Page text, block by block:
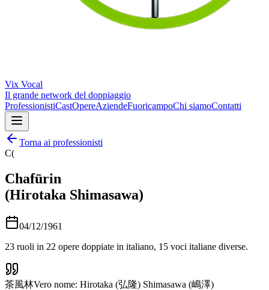
Vix Vocal
Il grande network del doppiaggio
ProfessionistiCastOpereAziendeFuoricampoChi siamoContatti
Torna ai professionisti
C(
Chafūrin
(Hirotaka Shimasawa)
04/12/1961
23 ruoli in 22 opere doppiate in italiano, 15 voci italiane diverse.
茶風林Vero nome: Hirotaka (弘隆) Shimasawa (嶋澤)